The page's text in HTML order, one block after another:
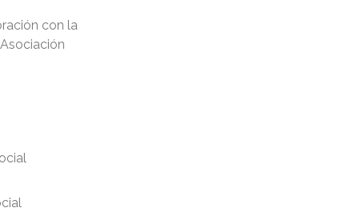
con la